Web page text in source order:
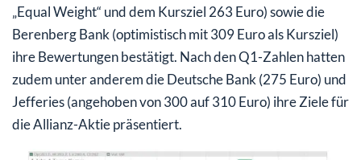
„Equal Weight“ und dem Kursziel 263 Euro) sowie die
Berenberg Bank (optimistisch mit 309 Euro als Kursziel)
ihre Bewertungen bestätigt. Nach den Q1-Zahlen hatten
zudem unter anderem die Deutsche Bank (275 Euro) und
Jefferies (angehoben von 300 auf 310 Euro) ihre Ziele für
die Allianz-Aktie präsentiert.